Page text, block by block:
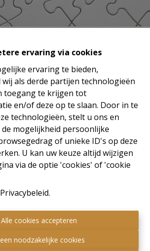
ervaring via cookies
ervaring te bieden,
als derde partijen technologieën
toegang te krijgen tot
en/of deze op te slaan. Door in te
technologieën, stelt u ons en
mogelijkheid persoonlijke
of unieke ID's op deze
U kan uw keuze altijd wijzigen
via de optie 'cookies' of 'cookie
Privacybeleid.
Alle cookies accepteren
noodzakelijke cookies
pagina bestaat
niet meer
Te huur